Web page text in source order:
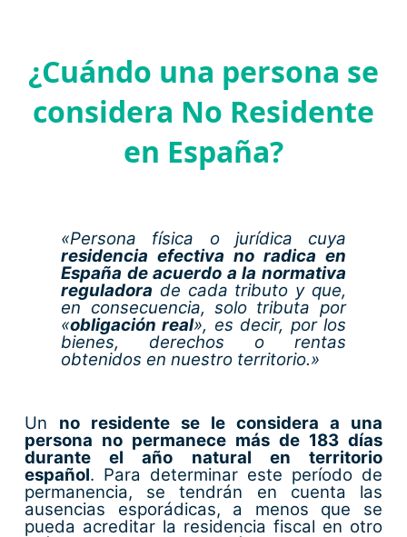
¿Cuándo una persona se
considera No Residente
en España?
«Persona física o jurídica cuya
residencia efectiva no radica en
España de acuerdo a la normativa
reguladora de cada tributo y que,
en consecuencia, solo tributa por
«obligación real», es decir, por los
bienes, derechos o rentas
obtenidos en nuestro territorio.»
Un no residente se le considera a una
persona no permanece más de 183 días
durante el año natural en territorio
español. Para determinar este período de
permanencia, se tendrán en cuenta las
ausencias esporádicas, a menos que se
pueda acreditar la residencia fiscal en otro